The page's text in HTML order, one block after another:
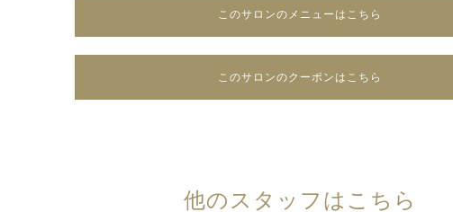
このサロンのメニューはこちら
このサロンのクーポンはこちら
他のスタッフはこちら